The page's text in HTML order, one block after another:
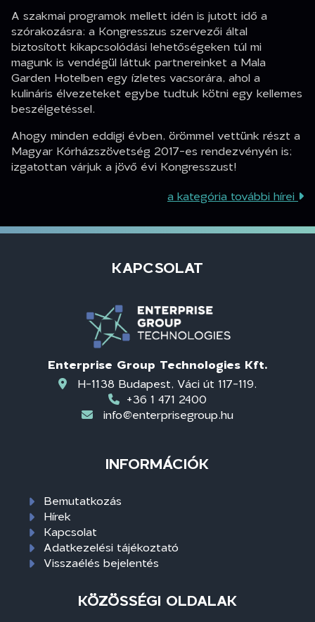
A szakmai programok mellett idén is jutott idő a
szórakozásra: a Kongresszus szervezői által
biztosított kikapcsolódási lehetőségeken túl mi
magunk is vendégül láttuk partnereinket a Mala
Garden Hotelben egy ízletes vacsorára, ahol a
kulináris élvezeteket egybe tudtuk kötni egy kellemes
beszélgetéssel.
Ahogy minden eddigi évben, örömmel vettünk részt a
Magyar Kórházszövetség 2017-es rendezvényén is;
izgatottan várjuk a jövő évi Kongresszust!
a kategória további hírei
KAPCSOLAT
Enterprise Group Technologies Kft.
H-1138 Budapest, Váci út 117-119.
+36 1 471 2400
info@enterprisegroup.hu
INFORMÁCIÓK
Bemutatkozás
Hírek
Kapcsolat
Adatkezelési tájékoztató
Visszaélés bejelentés
KÖZÖSSÉGI OLDALAK